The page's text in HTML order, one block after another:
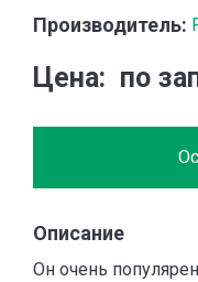
Производитель:
Цена по
Описание
Он очень